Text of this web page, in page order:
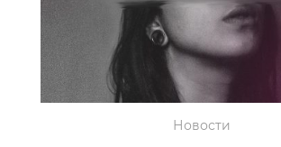
Новости